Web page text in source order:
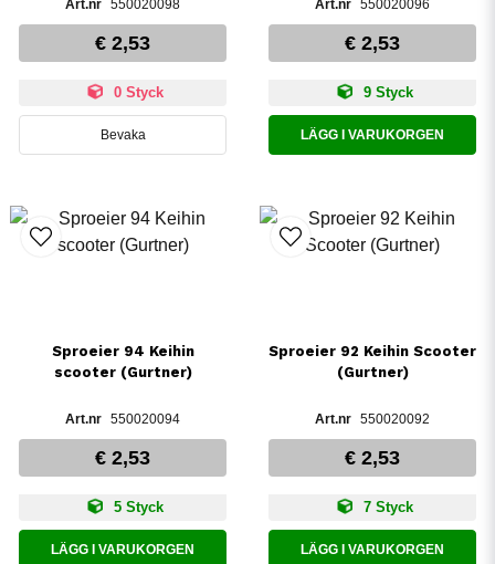
550020098
€ 2,53
0 Styck
Bevaka
550020096
€ 2,53
9 Styck
LÄGG I VARUKORGEN
Sproeier 94 Keihin
scooter (Gurtner)
550020094
€ 2,53
5 Styck
LÄGG I VARUKORGEN
Sproeier 92 Keihin Scooter
(Gurtner)
550020092
€ 2,53
7 Styck
LÄGG I VARUKORGEN